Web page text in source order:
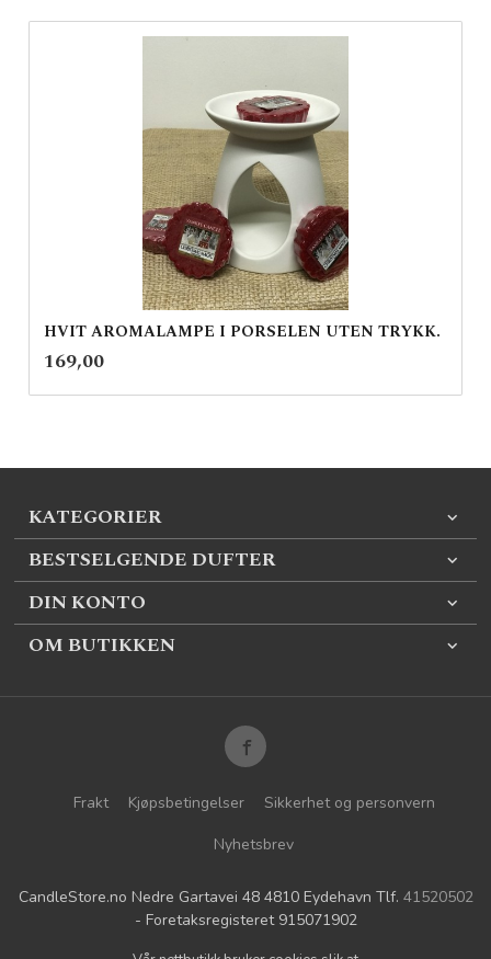
HVIT AROMALAMPE I PORSELEN UTEN TRYKK.
Pris
169,00
KATEGORIER
BESTSELGENDE DUFTER
DIN KONTO
OM BUTIKKEN
Frakt Kjøpsbetingelser
Sikkerhet og personvern
Nyhetsbrev
CandleStore.no Nedre Gartavei 48 4810 Eydehavn Tlf. 41520502
- Foretaksregisteret 915071902